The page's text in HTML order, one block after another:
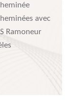
avec
Ramoneur